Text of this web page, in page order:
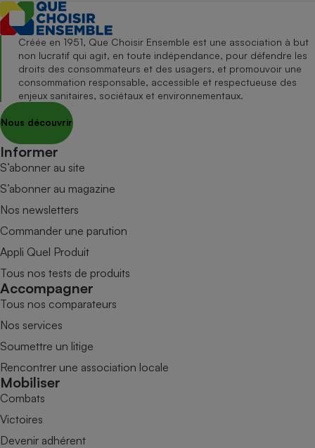
Créée en 1951, Que Choisir Ensemble est une association à but
non lucratif qui agit, en toute indépendance, pour défendre les
droits des consommateurs et des usagers, et promouvoir une
consommation responsable, accessible et respectueuse des
enjeux sanitaires, sociétaux et environnementaux.
Nous découvrir
Informer
S’abonner au site
S’abonner au magazine
Nos newsletters
Commander une parution
Appli Quel Produit
Tous nos tests de produits
Accompagner
Tous nos comparateurs
Nos services
Soumettre un litige
Rencontrer une association locale
Mobiliser
Combats
Victoires
Devenir adhérent